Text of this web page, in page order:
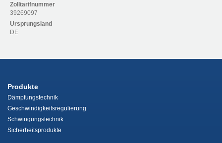
Zolltarifnummer
39269097
Ursprungsland
DE
Produkte
Dämpfungstechnik
Geschwindigkeitsregulierung
Schwingungstechnik
Sicherheitsprodukte